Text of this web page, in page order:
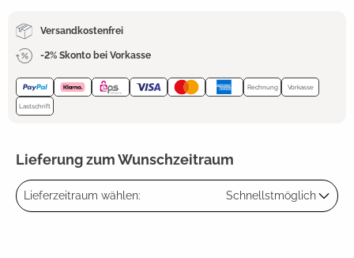
Versandkostenfrei
-2% Skonto bei Vorkasse
Rechnung Vorkasse
Lastschrift
Lieferung zum Wunschzeitraum
Lieferzeitraum wählen: Schnellstmöglich